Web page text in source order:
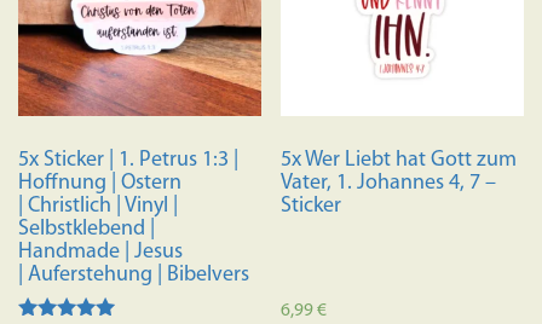
5x Sticker | 1. Petrus 1:3 |
Hoffnung | Ostern
| Christlich | Vinyl |
Selbstklebend |
Handmade | Jesus
| Auferstehung | Bibelvers
5x Wer Liebt hat Gott zum
Vater, 1. Johannes 4, 7 –
Sticker
6,99€